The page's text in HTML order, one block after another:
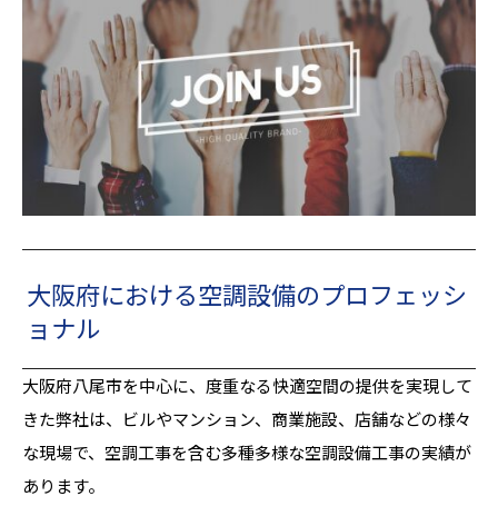
大阪府における空調設備のプロフェッシ
ョナル
大阪府八尾市を中心に、度重なる快適空間の提供を実現して
きた弊社は、ビルやマンション、商業施設、店舗などの様々
な現場で、空調工事を含む多種多様な空調設備工事の実績が
あります。